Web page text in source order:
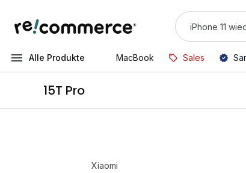
Alle Produkte MacBook Sales
15T Pro
Xiaomi